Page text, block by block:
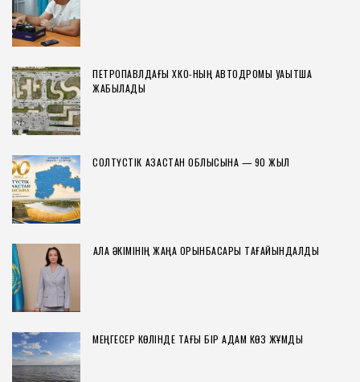
ПЕТРОПАВЛДАҒЫ ХҚКО-НЫҢ АВТОДРОМЫ УАҚЫТША
ЖАБЫЛАДЫ
СОЛТҮСТІК ҚАЗАҚСТАН ОБЛЫСЫНА — 90 ЖЫЛ
ҚАЛА ӘКІМІНІҢ ЖАҢА ОРЫНБАСАРЫ ТАҒАЙЫНДАЛДЫ
МЕҢГЕСЕР КӨЛІНДЕ ТАҒЫ БІР АДАМ КӨЗ ЖҰМДЫ